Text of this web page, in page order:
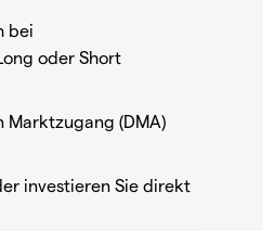
bei
oder Short
(DMA)
investieren Sie direkt